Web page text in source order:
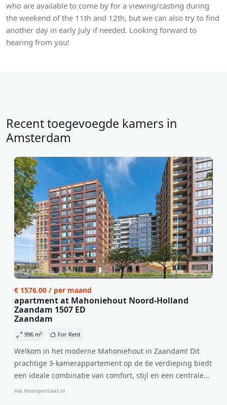
who are available to come by for a viewing/casting during
the weekend of the 11th and 12th, but we can also try to find
another day in early July if needed. Looking forward to
hearing from you!
Recent toegevoegde kamers in
Amsterdam
€ 1576.00 / per maand
apartment at Mahoniehout Noord-Holland
Zaandam 1507 ED
Zaandam
996 m² For Rent
Welkom in het moderne Mahoniehout in Zaandam! Dit
prachtige 3-kamerappartement op de 6e verdieping biedt
een ideale combinatie van comfort, stijl en een centrale
locatie. Met een huurprijs van €1.576 per maand
via Huurportaal.nl